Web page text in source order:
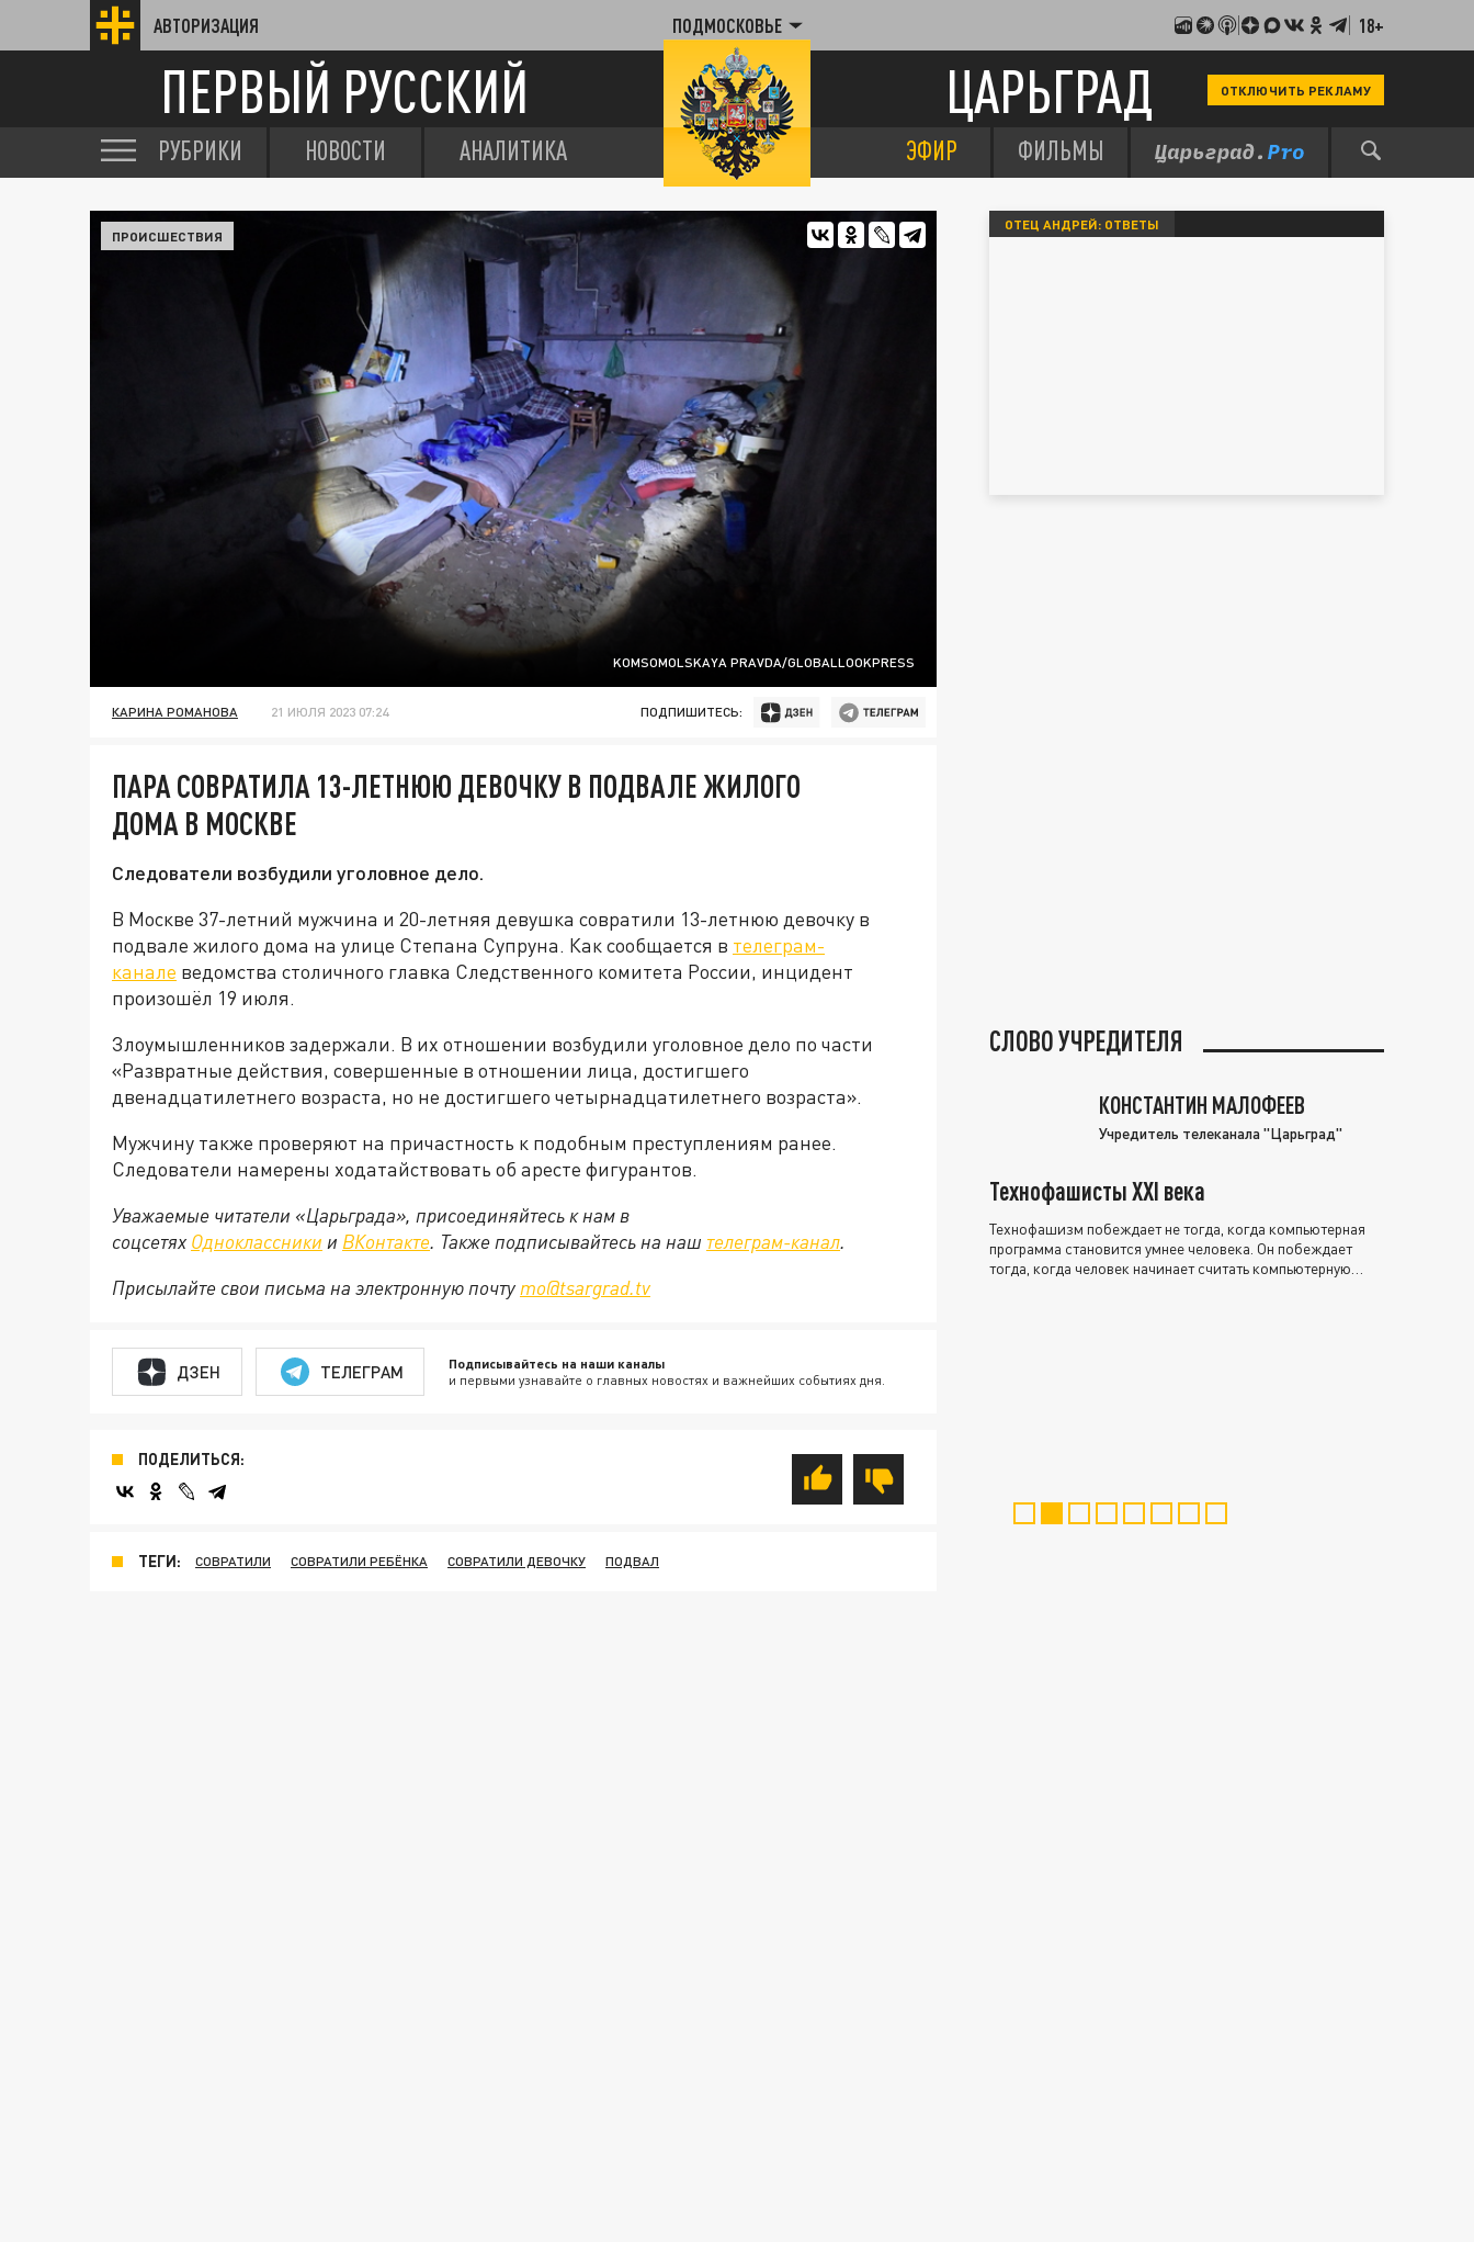
АВТОРИЗАЦИЯ ПОДМОСКОВЬЕ 18+
ПЕРВЫЙ РУССКИЙ ЦАРЬГРАД ОТКЛЮЧИТЬ РЕКЛАМУ
РУБРИКИ НОВОСТИ АНАЛИТИКА ЭФИР ФИЛЬМЫ
KOMSOMOLSKAYA PRAVDA/GLOBALLOOKPRESS
ПРОИСШЕСТВИЯ
КАРИНА РОМАНОВА 21 ИЮЛЯ 2023 07:24 ПОДПИШИТЕСЬ:
ПАРА СОВРАТИЛА 13-ЛЕТНЮЮ ДЕВОЧКУ В ПОДВАЛЕ ЖИЛОГО
ДОМА В МОСКВЕ
Следователи возбудили уголовное дело.
В Москве 37-летний мужчина и 20-летняя девушка совратили 13-летнюю девочку в
подвале жилого дома на улице Степана Супруна. Как сообщается в телеграм-
канале ведомства столичного главка Следственного комитета России, инцидент
произошёл 19 июля.
Злоумышленников задержали. В их отношении возбудили уголовное дело по части
«Развратные действия, совершенные в отношении лица, достигшего
двенадцатилетнего возраста, но не достигшего четырнадцатилетнего возраста».
Мужчину также проверяют на причастность к подобным преступлениям ранее.
Следователи намерены ходатайствовать об аресте фигурантов.
Уважаемые читатели «Царьграда», присоединяйтесь к нам в
соцсетях Одноклассники и ВКонтакте. Также подписывайтесь на наш телеграм-канал.
Присылайте свои письма на электронную почту mo@tsargrad.tv
ДЗЕН ТЕЛЕГРАМ Подписывайтесь на наши каналы
и первыми узнавайте о главных новостях и важнейших событиях дня.
ПОДЕЛИТЬСЯ:
ТЕГИ: СОВРАТИЛИ СОВРАТИЛИ РЕБЁНКА СОВРАТИЛИ ДЕВОЧКУ ПОДВАЛ
ОТЕЦ АНДРЕЙ: ОТВЕТЫ
СЛОВО УЧРЕДИТЕЛЯ
КОНСТАНТИН МАЛОФЕЕВ
Учредитель телеканала "Царьград"
Технофашисты XXI века
Технофашизм побеждает не тогда, когда компьютерная
программа становится умнее человека. Он побеждает
тогда, когда человек начинает считать компьютерную